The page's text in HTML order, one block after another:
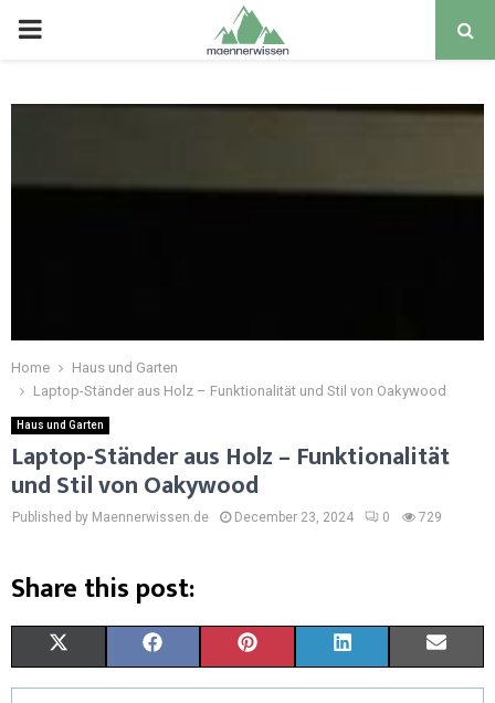
PRIMARY
Home
Haus und Garten
Laptop-Ständer aus Holz – Funktionalität und Stil von Oakywood
Haus und Garten
Laptop-Ständer aus Holz – Funktionalität
und Stil von Oakywood
Published by Maennerwissen.de December 23, 2024 0 729
Share this post:
H
( H
A H
I H
I H
M